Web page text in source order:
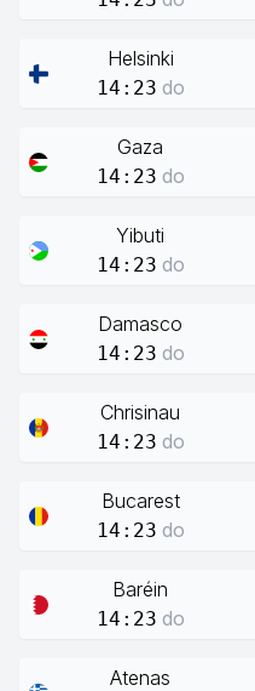
Helsinki
14:23 do
Gaza
14:23 do
Yibuti
14:23 do
Damasco
14:23 do
Chrisinau
14:23 do
Bucarest
14:23 do
Baréin
14:23 do
Atenas